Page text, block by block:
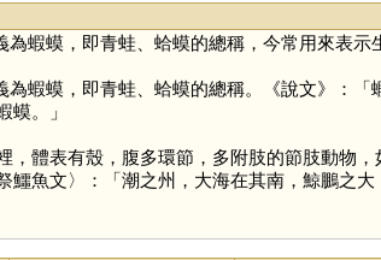
為蝦蟆，即青蛙、蛤蟆的總稱，今常用來表示
為蝦蟆，即青蛙、蛤蟆的總稱。《說文》：
蟆。」
，體表有殼，腹多環節，多附肢的節肢動物
鱷魚文〉：「潮之州，大海在其南，鯨鵬之大